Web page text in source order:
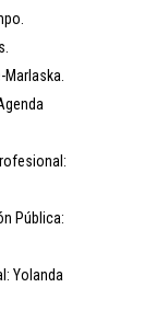
Pública:
Yolanda